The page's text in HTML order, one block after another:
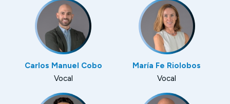
Carlos Manuel Cobo
Vocal
María Fe Riolobos
Vocal